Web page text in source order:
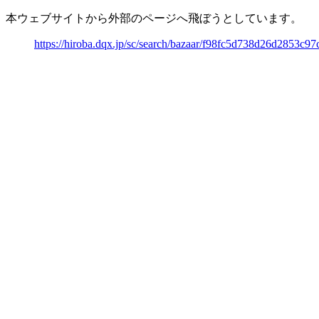
本ウェブサイトから外部のページへ飛ぼうとしています。
https://hiroba.dqx.jp/sc/search/bazaar/